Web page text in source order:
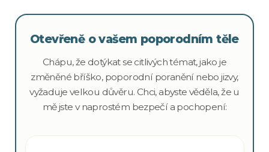
Otevřeně o vašem poporodním těle
Chápu, že dotýkat se citlivých témat, jako je
změněné bříško, poporodní poranění nebo jizvy,
vyžaduje velkou důvěru. Chci, abyste věděla, že u
mě jste v naprostém bezpečí a pochopení: